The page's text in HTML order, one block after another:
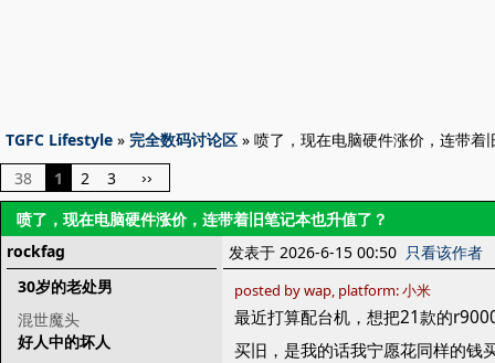
TGFC Lifestyle » 完全数码讨论区 » 喷了，现在电脑硬件涨价，连带着
38
1 2 3 ››
喷了，现在电脑硬件涨价，连带着旧笔记本也升值了？
rockfag
30岁的老处男
混世魔头
好人中的坏人
发表于 2026-6-15 00:50 只看该作者
posted by wap, platform: 小米
最近打算配台机，想把21款的
买旧，是我的话我宁愿花同样的钱